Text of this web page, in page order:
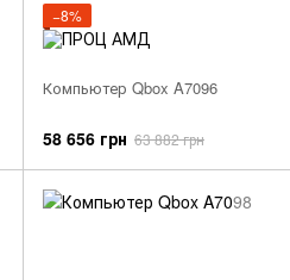
−8%
Компьютер Qbox A7096
58 656 грн 63 882 грн